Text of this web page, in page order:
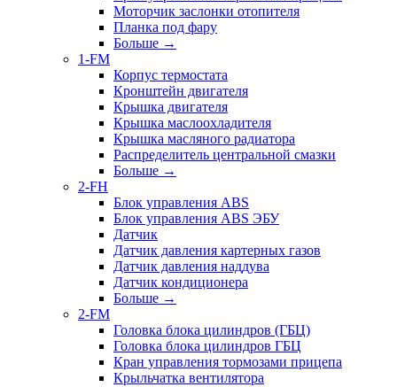
Моторчик заслонки отопителя
Планка под фару
Больше →
1-FM
Корпус термостата
Кронштейн двигателя
Крышка двигателя
Крышка маслоохладителя
Крышка масляного радиатора
Распределитель центральной смазки
Больше →
2-FH
Блок управления ABS
Блок управления ABS ЭБУ
Датчик
Датчик давления картерных газов
Датчик давления наддува
Датчик кондиционера
Больше →
2-FM
Головка блока цилиндров (ГБЦ)
Головка блока цилиндров ГБЦ
Кран управления тормозами прицепа
Крыльчатка вентилятора